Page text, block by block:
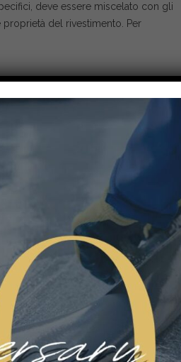
deve essere miscelato con gli
del rivestimento. Per
con effetto industriale.Lo
acquosa per finiture decorative
informazioni clicca qui
Indubbiamente è di grande effetto;
fascino!È un sistema ad altissima
outdoor. Grazie alla struttura
cliccaqui.